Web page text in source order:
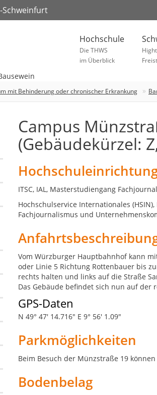
Schweinfurt
Hochschule
Die THWS
im Überblick
mit Behinderung oder chronischer Erkrankung
Campus
(Gebäudekürzel:
ITSC, IAL, Masterstudiengang
Hochschulservice Internationales
Fachjournalismus und
Vom Würzburger Hauptbahnhof kann
oder Linie 5 Richtung Rottenbauer bis
rechts halten und links auf die Straße
Das Gebäude befindet sich nun auf der
GPS-Daten
N 49° 47' 14.716" E 9° 56' 1.09"
Parkmöglichkeiten
Beim Besuch der Münzstraße 19
Bodenbelag